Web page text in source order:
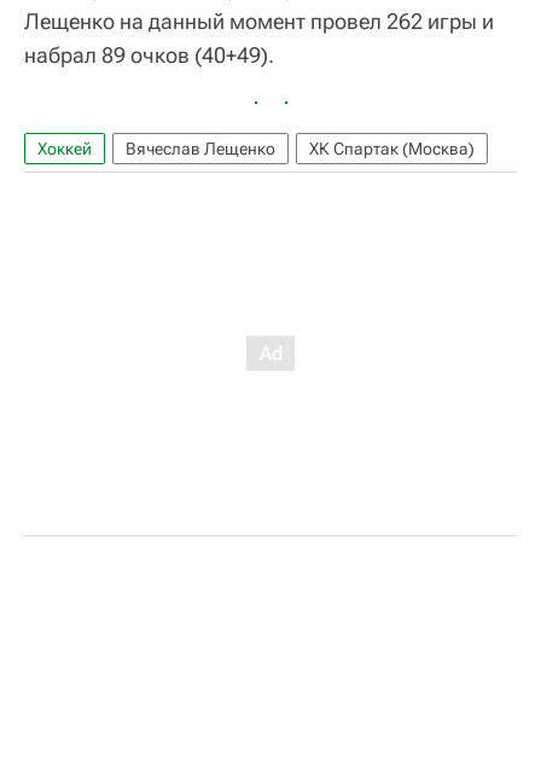
Лещенко на данный момент провел 262 игры и
набрал 89 очков (40+49).
Хоккей Вячеслав Лещенко ХК Спартак (Москва)